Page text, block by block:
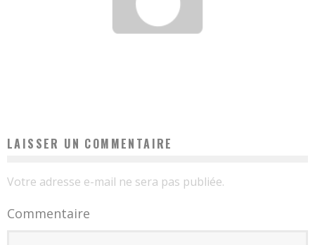
LAISSER UN COMMENTAIRE
Votre adresse e-mail ne sera pas publiée.
Commentaire